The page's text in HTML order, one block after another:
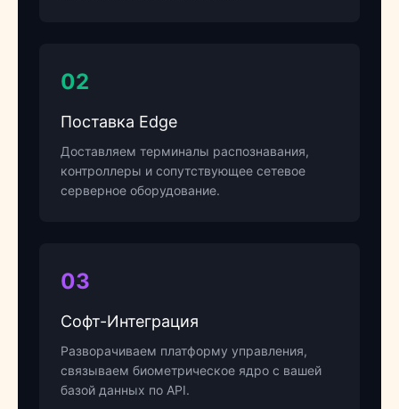
02
Поставка Edge
Доставляем терминалы распознавания,
контроллеры и сопутствующее сетевое
серверное оборудование.
03
Софт-Интеграция
Разворачиваем платформу управления,
связываем биометрическое ядро с вашей
базой данных по API.